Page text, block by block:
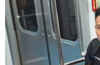
Travers sở hữu nền tảng
xem là một võ sĩ giàu tiềm
trận đấu rất sít sao với các
và Steve Spark.
Sau bảy năm rời xa võ đài,
nay và ngay lập tức gây ấn